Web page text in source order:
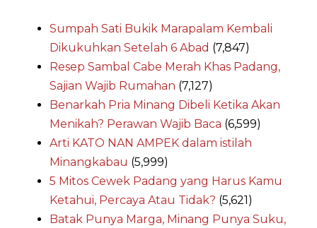
Sumpah Sati Bukik Marapalam Kembali
Dikukuhkan Setelah 6 Abad (7,847)
Resep Sambal Cabe Merah Khas Padang,
Sajian Wajib Rumahan (7,127)
Benarkah Pria Minang Dibeli Ketika Akan
Menikah? Perawan Wajib Baca (6,599)
Arti KATO NAN AMPEK dalam istilah
Minangkabau (5,999)
5 Mitos Cewek Padang yang Harus Kamu
Ketahui, Percaya Atau Tidak? (5,621)
Batak Punya Marga, Minang Punya Suku,